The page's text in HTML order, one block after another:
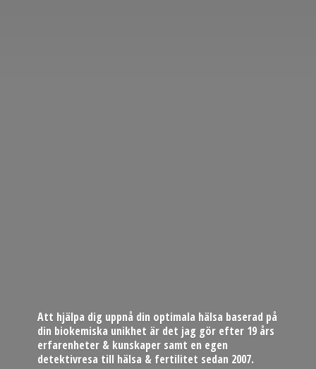
Att hjälpa dig uppnå din optimala hälsa baserad på
din biokemiska unikhet är det jag gör efter 19 års
erfarenheter & kunskaper samt en egen
detektivresa till hälsa & fertilitet sedan 2007.